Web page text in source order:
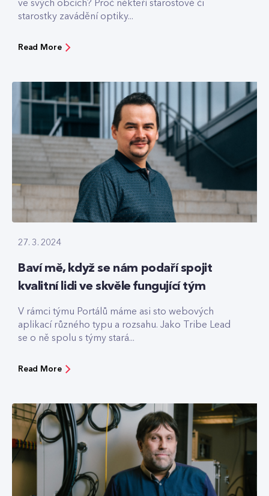
ve svých obcích? Proč někteří starostové či
starostky zavádění optiky...
Read More
27. 3. 2024
Baví mě, když se nám podaří spojit
kvalitní lidi ve skvěle fungující tým
V rámci týmu Portálů máme asi sto webových
aplikací různého typu a rozsahu. Jako Tribe Lead
se o ně spolu s týmy stará...
Read More